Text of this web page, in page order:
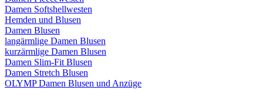
Damen Softshellwesten
Hemden und Blusen
Damen Blusen
langärmlige Damen Blusen
kurzärmlige Damen Blusen
Damen Slim-Fit Blusen
Damen Stretch Blusen
OLYMP Damen Blusen und Anzüge